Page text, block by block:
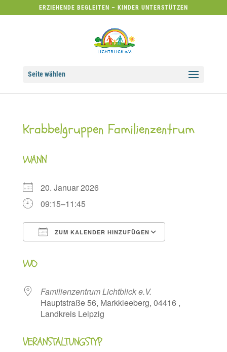
ERZIEHENDE BEGLEITEN – KINDER UNTERSTÜTZEN
Seite wählen
Krabbelgruppen Familienzentrum
WANN
20. Januar 2026
09:15–11:45
ZUM KALENDER HINZUFÜGEN
WO
Familienzentrum Lichtblick e.V.
Hauptstraße 56, Markkleeberg, 04416 ,
Landkreis Leipzig
VERANSTALTUNGSTYP